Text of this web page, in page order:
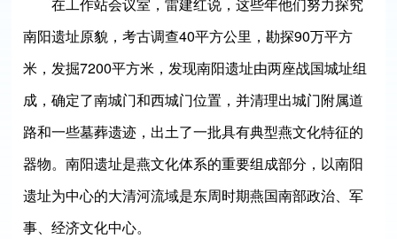
在工作站会议室，雷建红说，这些年他们努力探究
南阳遗址原貌，考古调查40平方公里，勘探90万平方
米，发掘7200平方米，发现南阳遗址由两座战国城址组
成，确定了南城门和西城门位置，并清理出城门附属道
路和一些墓葬遗迹，出土了一批具有典型燕文化特征的
器物。南阳遗址是燕文化体系的重要组成部分，以南阳
遗址为中心的大清河流域是东周时期燕国南部政治、军
事、经济文化中心。